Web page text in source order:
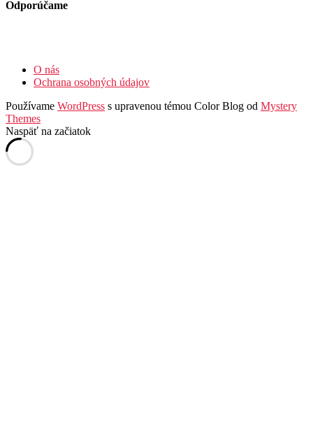
Odporúčame
O nás
Ochrana osobných údajov
Používame WordPress s upravenou témou Color Blog od Mystery
Themes
Naspäť na začiatok